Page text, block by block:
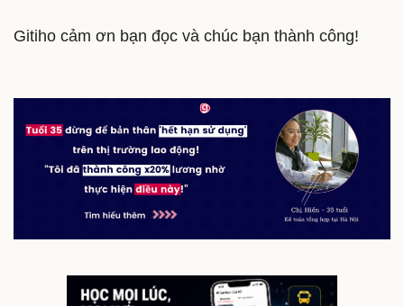
Gitiho cảm ơn bạn đọc và chúc bạn thành công!